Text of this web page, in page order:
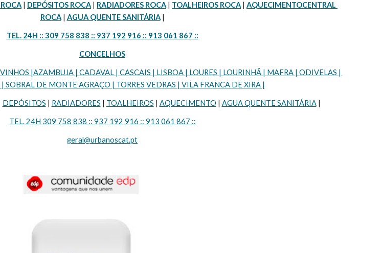
| DEPÓSITOS ROCA | RADIADORES ROCA | TOALHEIROS ROCA | AQUECIMENTOCENTRAL
ROCA | AGUA QUENTE SANITÁRIA |
TEL. 24H :: 309 758 838 :: 937 192 916 :: 913 061 867 ::
CONCELHOS
|AZAMBUJA | CADAVAL | CASCAIS | LISBOA | LOURES | LOURINHÃ | MAFRA | ODIVELAS |
SOBRAL DE MONTE AGRAÇO | TORRES VEDRAS | VILA FRANCA DE XIRA |
DEPÓSITOS | RADIADORES | TOALHEIROS | AQUECIMENTO | AGUA QUENTE SANITÁRIA |
TEL. 24H 309 758 838 :: 937 192 916 :: 913 061 867 ::
geral@urbanoscat.pt